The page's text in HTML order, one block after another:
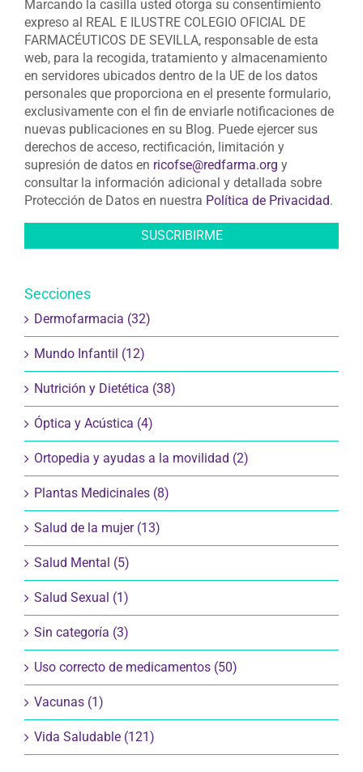
Marcando la casilla usted otorga su consentimiento
expreso al REAL E ILUSTRE COLEGIO OFICIAL DE
FARMACÉUTICOS DE SEVILLA, responsable de esta
web, para la recogida, tratamiento y almacenamiento
en servidores ubicados dentro de la UE de los datos
personales que proporciona en el presente formulario,
exclusivamente con el fin de enviarle notificaciones de
nuevas publicaciones en su Blog. Puede ejercer sus
derechos de acceso, rectificación, limitación y
supresión de datos en ricofse@redfarma.org y
consultar la información adicional y detallada sobre
Protección de Datos en nuestra Política de Privacidad.
Secciones
Dermofarmacia (32)
Mundo Infantil (12)
Nutrición y Dietética (38)
Óptica y Acústica (4)
Ortopedia y ayudas a la movilidad (2)
Plantas Medicinales (8)
Salud de la mujer (13)
Salud Mental (5)
Salud Sexual (1)
Sin categoría (3)
Uso correcto de medicamentos (50)
Vacunas (1)
Vida Saludable (121)